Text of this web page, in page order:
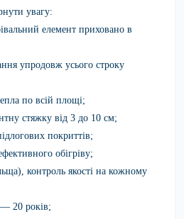
увагу:
елемент приховано в
упродовж усього строку
по всій площі;
стяжку від 3 до 10 см;
покриттів;
обігріву;
контроль якості на кожному
— 20 років;